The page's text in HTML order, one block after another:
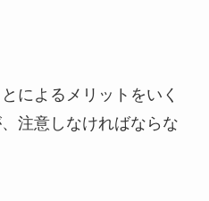
によるメリットをいく
注意しなければならな